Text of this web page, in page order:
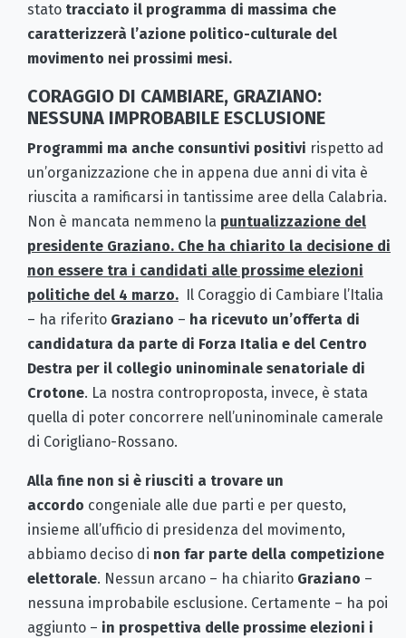
stato tracciato il programma di massima che
caratterizzerà l’azione politico-culturale del
movimento nei prossimi mesi.
CORAGGIO DI CAMBIARE, GRAZIANO:
NESSUNA IMPROBABILE ESCLUSIONE
Programmi ma anche consuntivi positivi rispetto ad
un’organizzazione che in appena due anni di vita è
riuscita a ramificarsi in tantissime aree della Calabria.
Non è mancata nemmeno la puntualizzazione del
presidente Graziano. Che ha chiarito la decisione di
non essere tra i candidati alle prossime elezioni
politiche del 4 marzo. Il Coraggio di Cambiare l’Italia
– ha riferito Graziano – ha ricevuto un’offerta di
candidatura da parte di Forza Italia e del Centro
Destra per il collegio uninominale senatoriale di
Crotone. La nostra controproposta, invece, è stata
quella di poter concorrere nell’uninominale camerale
di Corigliano-Rossano.
Alla fine non si è riusciti a trovare un
accordo congeniale alle due parti e per questo,
insieme all’ufficio di presidenza del movimento,
abbiamo deciso di non far parte della competizione
elettorale. Nessun arcano – ha chiarito Graziano –
nessuna improbabile esclusione. Certamente – ha poi
aggiunto – in prospettiva delle prossime elezioni i